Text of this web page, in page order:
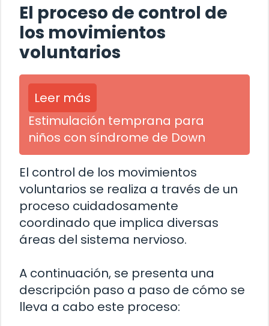
El proceso de control de
los movimientos
voluntarios
Leer más
Estimulación temprana para
niños con síndrome de Down
El control de los movimientos
voluntarios se realiza a través de un
proceso cuidadosamente
coordinado que implica diversas
áreas del sistema nervioso.
A continuación, se presenta una
descripción paso a paso de cómo se
lleva a cabo este proceso: